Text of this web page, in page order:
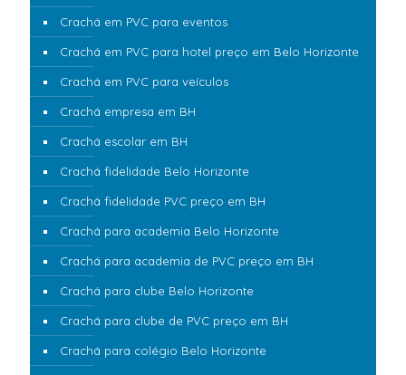
Crachá em PVC para eventos
Crachá em PVC para hotel preço em Belo Horizonte
Crachá em PVC para veículos
Crachá empresa em BH
Crachá escolar em BH
Crachá fidelidade Belo Horizonte
Crachá fidelidade PVC preço em BH
Crachá para academia Belo Horizonte
Crachá para academia de PVC preço em BH
Crachá para clube Belo Horizonte
Crachá para clube de PVC preço em BH
Crachá para colégio Belo Horizonte